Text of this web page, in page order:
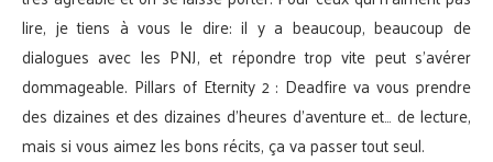
lire, je tiens à vous le dire: il y a beaucoup, beaucoup de
dialogues avec les PNJ, et répondre trop vite peut s’avérer
dommageable. Pillars of Eternity 2 : Deadfire va vous prendre
des dizaines et des dizaines d’heures d’aventure et… de lecture,
mais si vous aimez les bons récits, ça va passer tout seul.